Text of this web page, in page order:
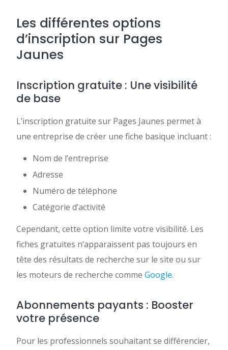
Les différentes options
d’inscription sur Pages
Jaunes
Inscription gratuite : Une visibilité
de base
L’inscription gratuite sur Pages Jaunes permet à
une entreprise de créer une fiche basique incluant :
Nom de l’entreprise
Adresse
Numéro de téléphone
Catégorie d’activité
Cependant, cette option limite votre visibilité. Les
fiches gratuites n’apparaissent pas toujours en
tête des résultats de recherche sur le site ou sur
les moteurs de recherche comme Google.
Abonnements payants : Booster
votre présence
Pour les professionnels souhaitant se différencier,